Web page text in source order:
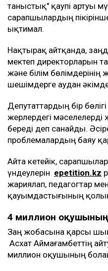
таныстық" қаупі артуы
сарапшылардың
ықтимал.
Нақтырақ айтқанда,
мектеп директорларын
және білім
шешімдерге аудан
Депутаттардың бір
жерлердегі
береді деп санайды.
проблемалардың баяу
Айта кетейік,
үндеулерін epetition.kz
жариялап, педагогтар
қауымдастығының
4 миллион
Заң жобасына қарсы
Асхат Аймағамбеттің
миллион оқушының